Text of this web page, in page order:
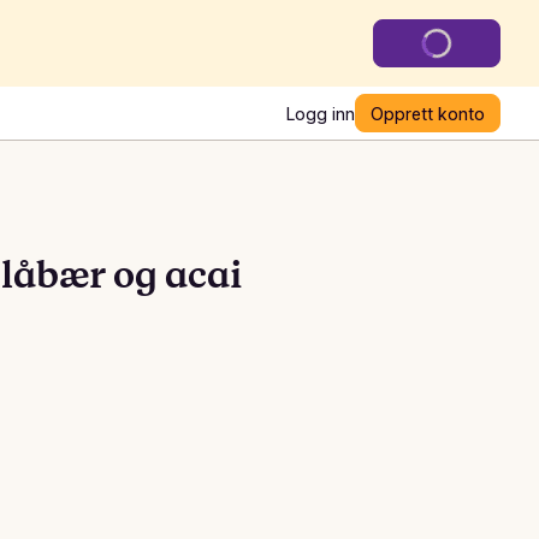
Logg inn Opprett konto
og acai